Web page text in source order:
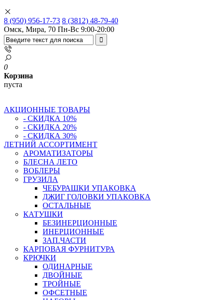
8 (950) 956-17-73 8 (3812) 48-79-40
Омск, Мира, 70 Пн-Вс 9:00-20:00
0
Корзина
пуста
АКЦИОННЫЕ ТОВАРЫ
- СКИДКА 10%
- СКИДКА 20%
- СКИДКА 30%
ЛЕТНИЙ АССОРТИМЕНТ
АРОМАТИЗАТОРЫ
БЛЕСНА ЛЕТО
ВОБЛЕРЫ
ГРУЗИЛА
ЧЕБУРАШКИ УПАКОВКА
ДЖИГ ГОЛОВКИ УПАКОВКА
ОСТАЛЬНЫЕ
КАТУШКИ
БЕЗИНЕРЦИОННЫЕ
ИНЕРЦИОННЫЕ
ЗАП.ЧАСТИ
КАРПОВАЯ ФУРНИТУРА
КРЮЧКИ
ОДИНАРНЫЕ
ДВОЙНЫЕ
ТРОЙНЫЕ
ОФСЕТНЫЕ